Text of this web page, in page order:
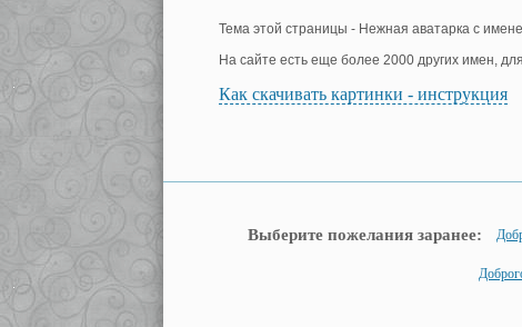
Тема этой страницы - Нежная аватарка с
На сайте есть еще более 2000 других имен,
Как скачивать картинки - инструкция
Выберите пожелания заранее: